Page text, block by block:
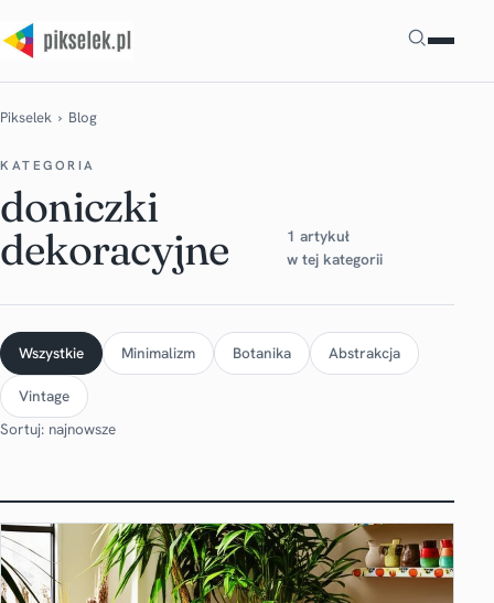
Szukaj
Pikselek › Blog
KATEGORIA
doniczki
dekoracyjne
1 artykuł
w tej kategorii
Wszystkie Minimalizm Botanika Abstrakcja
Vintage
Sortuj: najnowsze